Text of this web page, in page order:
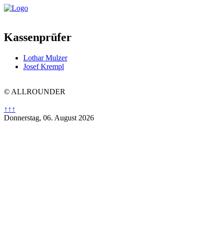
Kassenprüfer
Lothar Mulzer
Josef Krempl
© ALLROUNDER
↑↑↑
Donnerstag, 06. August 2026